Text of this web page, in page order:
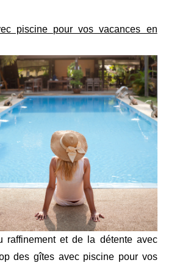
piscine pour vos vacances en
raffinement et de la détente avec
des gîtes avec piscine pour vos